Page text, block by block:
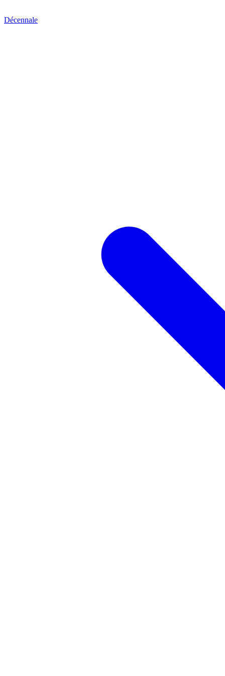
Décennale